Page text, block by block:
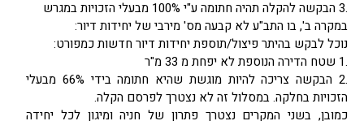
במקרה ב', בו התב"ע לא קבעה מס' מירבי של יחידות דיור:
נוכל לבקש בהיתר פיצול/תוספת יחידות דיור חדשות כמפורט:
.2 הבקשה צריכה להיות מוגשת שהיא חתומה בידי 66% מבעלי
הזכויות בחלקה. במסלול זה לא נצטרך לפרסם הקלה.
כמובן, בשני המקרים נצטרך פתרון של חניה ומיגון לכל יחידה